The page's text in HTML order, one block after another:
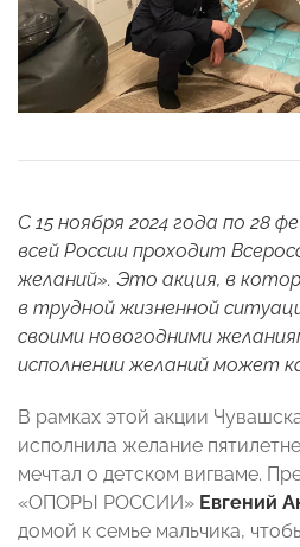
С 15 ноября 2024 года по 28
всей России проходит
желаний». Это акция, в
в трудной жизненной
своими новогодними
исполнении желаний может
В рамках этой акции
исполнила желание
мечтал о детском вигваме.
«ОПОРЫ РОССИИ» Евгений
домой к семье мальчика,